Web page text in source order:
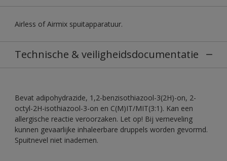
Airless of Airmix spuitapparatuur.
Technische & veiligheidsdocumentatie
Bevat adipohydrazide, 1,2-benzisothiazool-3(2H)-on, 2-
octyl-2H-isothiazool-3-on en C(M)IT/MIT(3:1). Kan een
allergische reactie veroorzaken. Let op! Bij verneveling
kunnen gevaarlijke inhaleerbare druppels worden gevormd.
Spuitnevel niet inademen.